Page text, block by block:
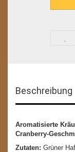
Beschreibung
Aromatisierte
Cranberry-
Zutaten: Grüner